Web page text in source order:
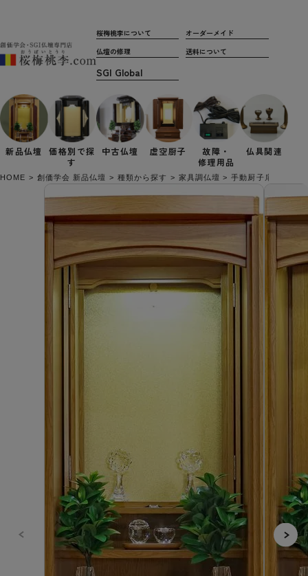
桜梅桃李について
オーダーメイド
仏壇の修理
送料について
新品仏壇 価格別で探
す
中古仏壇 虚空厨子
故障・
修理用品
仏具関連
HOME 創価学会 新品仏壇 種類から探す 家具調仏壇 手動厨子扉